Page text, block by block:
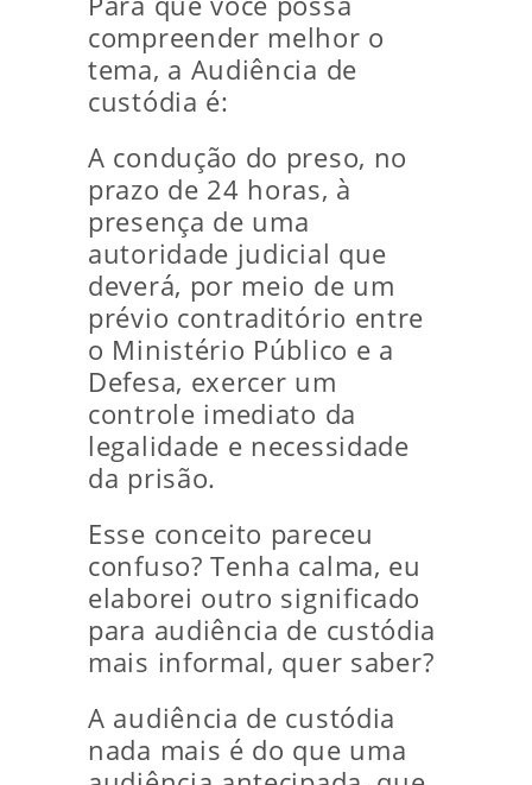
compreender melhor o
tema, a Audiência de
custódia é:
A condução do preso, no
prazo de 24 horas, à
presença de uma
autoridade judicial que
deverá, por meio de um
prévio contraditório entre
o Ministério Público e a
Defesa, exercer um
controle imediato da
legalidade e necessidade
da prisão.
Esse conceito pareceu
confuso? Tenha calma, eu
elaborei outro significado
para audiência de custódia
mais informal, quer saber?
A audiência de custódia
nada mais é do que uma